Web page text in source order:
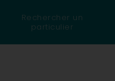
Rechercher un
particulier